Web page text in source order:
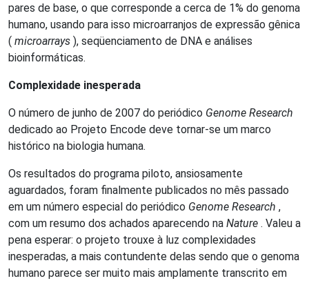
pares de base, o que corresponde a cerca de 1% do genoma
humano, usando para isso microarranjos de expressão gênica
( microarrays ), seqüenciamento de DNA e análises
bioinformáticas.
Complexidade inesperada
O número de junho de 2007 do periódico Genome Research
dedicado ao Projeto Encode deve tornar-se um marco
histórico na biologia humana.
Os resultados do programa piloto, ansiosamente
aguardados, foram finalmente publicados no mês passado
em um número especial do periódico Genome Research ,
com um resumo dos achados aparecendo na Nature . Valeu a
pena esperar: o projeto trouxe à luz complexidades
inesperadas, a mais contundente delas sendo que o genoma
humano parece ser muito mais amplamente transcrito em